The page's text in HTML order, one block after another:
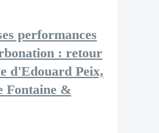
performances
: retour
d'Edouard Peix,
Fontaine &